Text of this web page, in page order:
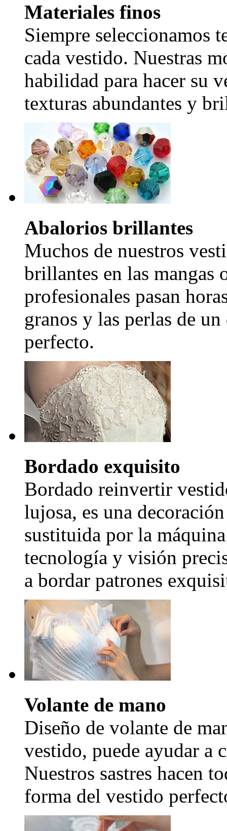
Materiales finos
Siempre seleccionamos
cada vestido. Nuestras
habilidad para hacer su
texturas abundantes y
Abalorios brillantes
Muchos de nuestros
brillantes en las mangas
profesionales pasan
granos y las perlas de
perfecto.
Bordado exquisito
Bordado reinvertir
lujosa, es una
sustituida por la
tecnología y visión
a bordar patrones
Volante de mano
Diseño de volante de
vestido, puede ayudar a
Nuestros sastres hacen
forma del vestido